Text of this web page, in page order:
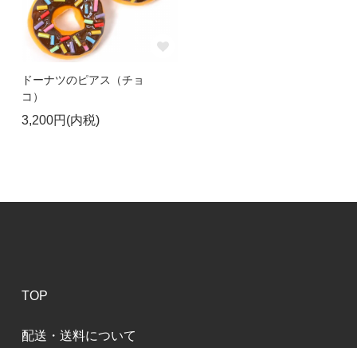
ドーナツのピアス（チョ
コ）
3,200円(内税)
TOP
配送・送料について